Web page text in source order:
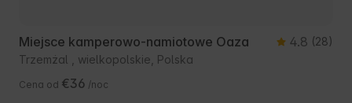
Miejsce kamperowo-namiotowe Oaza 4.8 (28)
Trzemżal , wielkopolskie, Polska
Cena od €36 /noc